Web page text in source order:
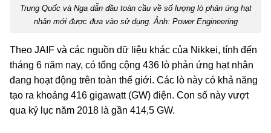
Trung Quốc và Nga dẫn đầu toàn cầu về số lượng lò phản ứng hạt
nhân mới được đưa vào sử dụng. Ảnh: Power Engineering
Theo JAIF và các nguồn dữ liệu khác của Nikkei, tính đến
tháng 6 năm nay, có tổng cộng 436 lò phản ứng hạt nhân
đang hoạt động trên toàn thế giới. Các lò này có khả năng
tạo ra khoảng 416 gigawatt (GW) điện. Con số này vượt
qua kỷ lục năm 2018 là gần 414,5 GW.